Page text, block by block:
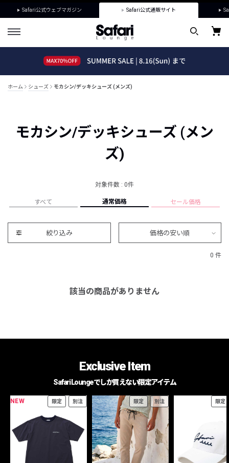
Safari公式ウェブマガジン Safari公式通販サイト
ホーム シューズ モカシン/デッキシューズ (メンズ)
モカシン/デッキシューズ (メン
ズ)
対象件数 : 0件
すべて 通常価格 セール価格
絞り込み 価格の安い順
0 件
該当の商品がありません
Exclusive Item
Safari Loungeでしか買えない限定アイテム
NEW 限定 別注 限定 別注 限定